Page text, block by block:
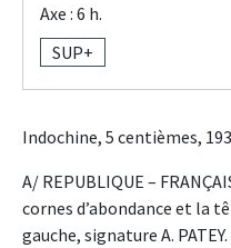
Axe : 6 h.
SUP+
Indochine, 5 centièmes,
A/ REPUBLIQUE –
cornes d’abondance et la
gauche, signature A. PATEY.